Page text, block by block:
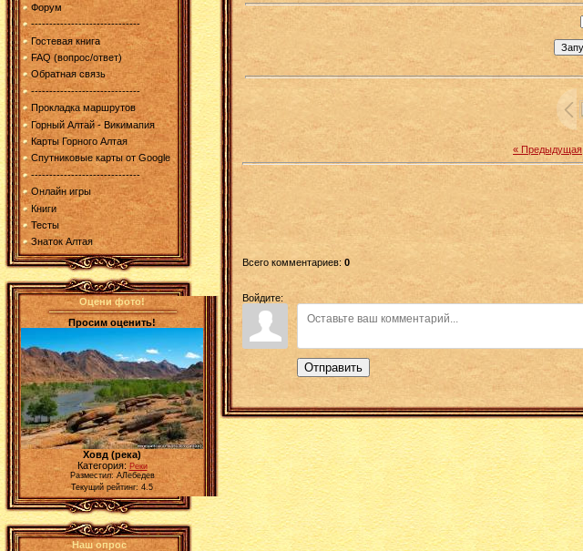
Форум
------------------------------
Гостевая книга
FAQ (вопрос/ответ)
Обратная связь
------------------------------
Прокладка маршрутов
Горный Алтай - Викимапия
Карты Горного Алтая
Спутниковые карты от Google
------------------------------
Онлайн игры
Книги
Тесты
Знаток Алтая
Оцени фото!
Просим оценить!
Ховд (река)
Категория: Реки
Разместил: АЛебедев
Текущий рейтинг: 4.5
Наш опрос
« Предыдущая
Всего комментариев: 0
Войдите:
Отправить